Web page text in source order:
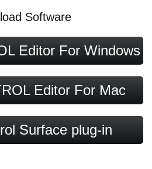
Software
Editor For Windows
Editor For Mac
Surface plug-in